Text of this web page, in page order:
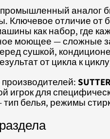
аналог
Ключевое отличие
как набор, где
моющее — сложные
сушкой,
от цикла к
игрок для
белья, режимы